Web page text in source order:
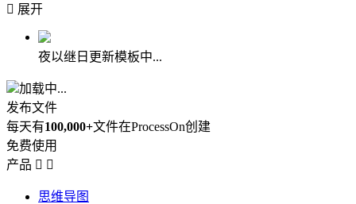
 展开
夜以继日更新模板中...
加载中...
发布文件
每天有100,000+文件在ProcessOn创建
免费使用
产品  
思维导图